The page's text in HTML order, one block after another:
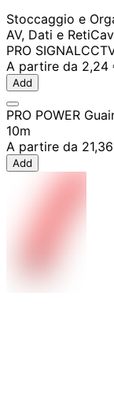
Stoccaggio e
AV, Dati e Reti
PRO SIGNAL
A partire da 2,24
Add
PRO POWER
10m
A partire da
Add